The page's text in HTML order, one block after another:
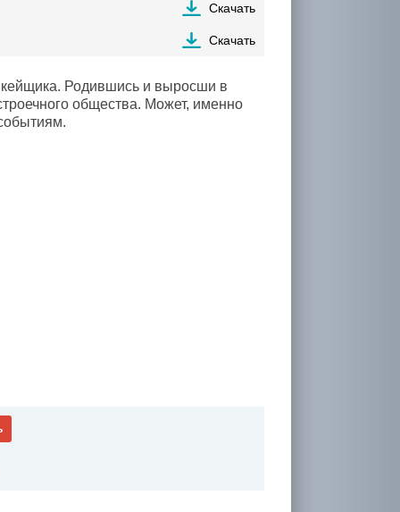
Скачать
Скачать
Родившись и выросши в
общества. Может, именно